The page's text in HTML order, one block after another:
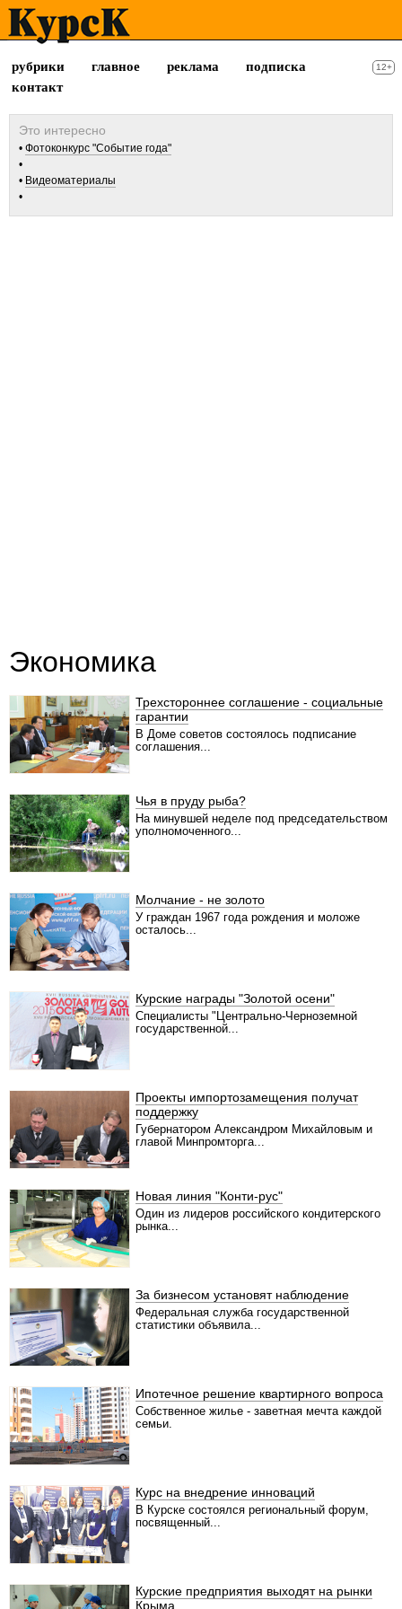
рубрики главное реклама
подписка
контакт
12+
Фотоконкурс "Событие года"
Видеоматериалы
Экономика
Трехстороннее соглашение - социальные
гарантии
В Доме советов состоялось подписание
соглашения...
Чья в пруду рыба?
На минувшей неделе под председательством
уполномоченного...
Молчание - не золото
У граждан 1967 года рождения и моложе
осталось...
Курские награды "Золотой осени"
Специалисты "Центрально-Черноземной
государственной...
Проекты импортозамещения получат
поддержку
Губернатором Александром Михайловым и
главой Минпромторга...
Новая линия "Конти-рус"
Один из лидеров российского кондитерского
рынка...
За бизнесом установят наблюдение
Федеральная служба государственной
статистики объявила...
Ипотечное решение квартирного вопроса
Собственное жилье - заветная мечта каждой
семьи.
Курс на внедрение инноваций
В Курске состоялся региональный форум,
посвященный...
Курские предприятия выходят на рынки
Крыма